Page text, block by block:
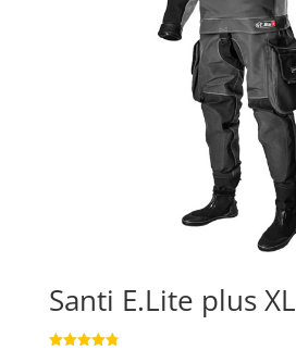
Santi E.Lite plus XL